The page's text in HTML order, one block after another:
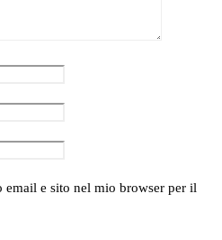
e sito nel mio browser per il